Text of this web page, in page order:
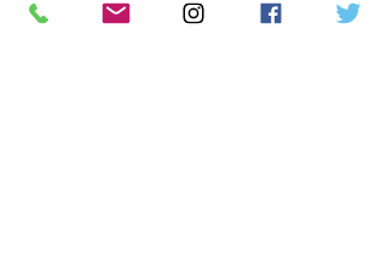
O Conselho reforça que continuará